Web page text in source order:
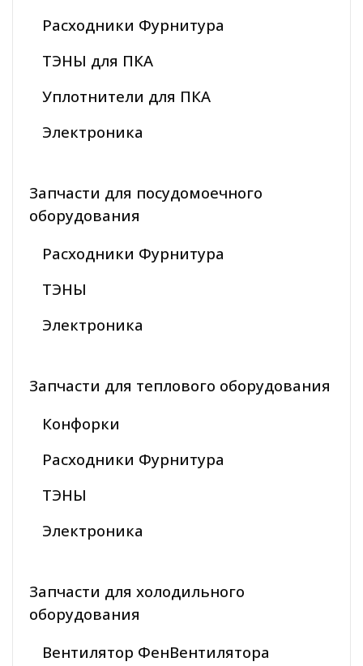
Расходники Фурнитура
ТЭНЫ для ПКА
Уплотнители для ПКА
Электроника
Запчасти для посудомоечного
оборудования
Расходники Фурнитура
ТЭНЫ
Электроника
Запчасти для теплового оборудования
Конфорки
Расходники Фурнитура
ТЭНЫ
Электроника
Запчасти для холодильного
оборудования
Вентилятор ФенВентилятора